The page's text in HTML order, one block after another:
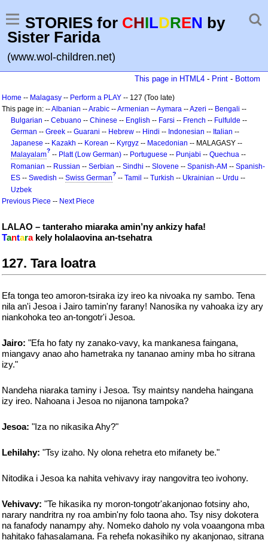
STORIES for CHILDREN by
Sister Farida
(www.wol-children.net)
This page in HTML4 - Print - Bottom
Home -- Malagasy -- Perform a PLAY -- 127 (Too late)
This page in: --Albanian --Arabic --Armenian --Aymara --Azeri -- Bengali --
Bulgarian -- Cebuano -- Chinese -- English -- Farsi -- French -- Fulfulde --
German -- Greek -- Guarani -- Hebrew -- Hindi -- Indonesian -- Italian --
Japanese -- Kazakh -- Korean -- Kyrgyz -- Macedonian -- MALAGASY --
Malayalam? -- Platt (Low German) -- Portuguese -- Punjabi -- Quechua --
Romanian -- Russian -- Serbian -- Sindhi -- Slovene -- Spanish-AM -- Spanish-
ES -- Swedish -- Swiss German? -- Tamil -- Turkish -- Ukrainian -- Urdu --
Uzbek
Previous Piece -- Next Piece
LALAO – tanteraho miaraka amin’ny ankizy hafa!
Tantarakely holalaovina an-tsehatra
127. Tara loatra
Efa tonga teo amoron-tsiraka izy ireo ka nivoaka ny sambo. Tena
nila an'i Jesoa i Jairo tamin'ny farany! Nanosika ny vahoaka izy ary
niankohoka teo an-tongotr'i Jesoa.
Jairo: "Efa ho faty ny zanako-vavy, ka mankanesa faingana,
miangavy anao aho hametraka ny tananao aminy mba ho sitrana
izy."
Nandeha niaraka taminy i Jesoa. Tsy maintsy nandeha haingana
izy ireo. Nahoana i Jesoa no nijanona tampoka?
Jesoa: "Iza no nikasika Ahy?"
Lehilahy: "Tsy izaho. Ny olona rehetra eto mifanety be."
Nitodika i Jesoa ka nahita vehivavy iray nangovitra teo ivohony.
Vehivavy: "Te hikasika ny moron-tongotr'akanjonao fotsiny aho,
narary nandritra ny roa ambin'ny folo taona aho. Tsy nisy dokotera
na fanafody nanampy ahy. Nomeko daholo ny vola voaangona mba
hahitako fahasalamana. Fa rehefa nokasihiko ny akanjonao, sitrana